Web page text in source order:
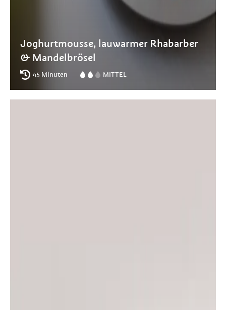
Joghurtmousse, lauwarmer Rhabarber
& Mandelbrösel
45 Minuten MITTEL